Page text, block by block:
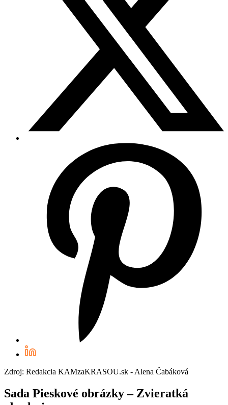
Zdroj: Redakcia KAMzaKRASOU.sk - Alena Čabáková
Sada Pieskové obrázky – Zvieratká